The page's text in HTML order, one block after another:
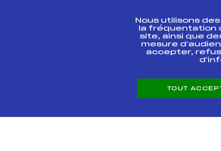
ESPACE PRESSE
Nous utilisons
la fréquentation
site, ainsi que
mesure
accepter,
TOUT